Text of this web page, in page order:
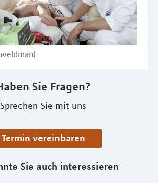
Sie Fragen?
Sprechen Sie mit uns
Termin vereinbaren
Sie auch interessieren